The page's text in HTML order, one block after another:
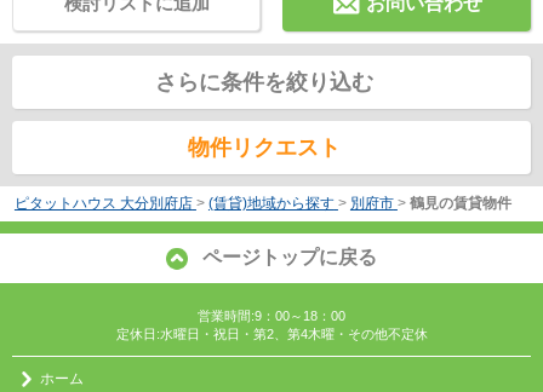
さらに条件を絞り込む
物件リクエスト
ピタットハウス 大分別府店 > (賃貸)地域から探す > 別府市 > 鶴見の賃貸物件
ページトップに戻る
営業時間:9：00～18：00
定休日:水曜日・祝日・第2、第4木曜・その他不定休
ホーム